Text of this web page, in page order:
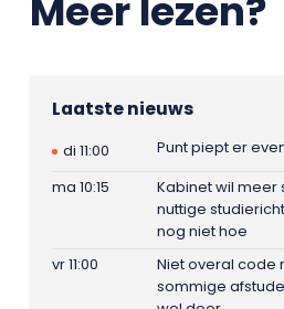
Laatste nieuws
di 11:00
Punt piept er
ma 10:15
Kabinet wil meer
nuttige
nog niet hoe
vr 11:00
Niet overal code
sommige